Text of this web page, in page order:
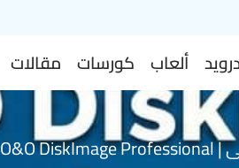
ألعاب كورسات مقالات
تحميل اسطوانة النسخ الإحتياطى | O&O DiskImage Professional